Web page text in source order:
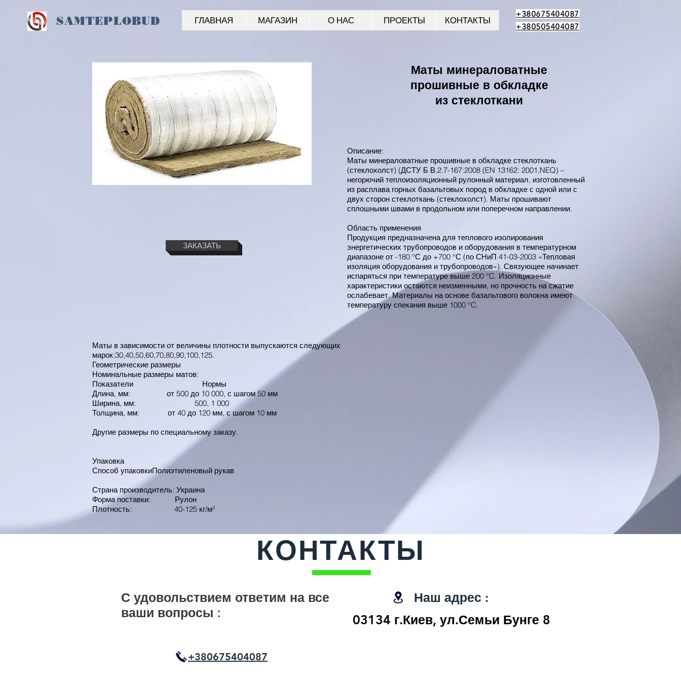
SAMTEPLOBUD ГЛАВНАЯ МАГАЗИН О НАС ПРОЕКТЫ КОНТАКТЫ
+380675404087
+380505404087
ЗАКАЗАТЬ
Маты минераловатные
прошивные в обкладке
из стеклоткани
Описание:
Маты минераловатные прошивные в обкладке стеклоткань
(стеклохолст) (ДСТУ Б В.2.7-167:2008 (EN 13162: 2001,NEQ) –
негорючий теплоизоляционный рулонный материал, изготовленный
из расплава горных базальтовых пород в обкладке с одной или с
двух сторон стеклоткань (стеклохолст). Маты прошивают
сплошными швами в продольном или поперечном направлении.
Область применения
Продукция предназначена для теплового изолирования
энергетических трубопроводов и оборудования в температурном
диапазоне от -180 °С до +700 °С (по СНиП 41-03-2003 «Тепловая
изоляция оборудования и трубопроводов»). Связующее начинает
испаряться при температуре выше 200 °C. Изоляционные
характеристики остаются неизменными, но прочность на сжатие
ослабевает. Материалы на основе базальтового волокна имеют
температуру спекания выше 1000 °C.
Маты в зависимости от величины плотности выпускаются следующих
марок:30,40,50,60,70,80,90,100,125.
Геометрические размеры
Номинальные размеры матов:
Показатели Нормы
Длина, мм: от 500 до 10 000, с шагом 50 мм
Ширина, мм: 500, 1 000
Толщина, мм: от 40 до 120 мм, с шагом 10 мм
Другие размеры по специальному заказу.
Упаковка
Способ упаковкиПолиэтиленовый рукав
Страна производитель: Украина
Форма поставки: Рулон
Плотность: 40-125 кг/м³
КОНТАКТЫ
С удовольствием ответим на все
ваши вопросы :
Наш адрес :
03134 г.Киев, ул.Семьи Бунге 8
+380675404087